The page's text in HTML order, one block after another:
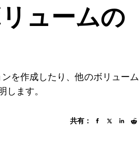
ュームの
を作成したり、他のボリューム
ます。
共有：